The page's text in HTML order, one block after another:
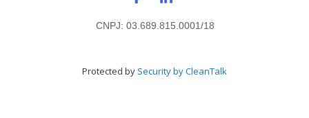
CNPJ: 03.689.815.0001/18
Protected by Security by CleanTalk